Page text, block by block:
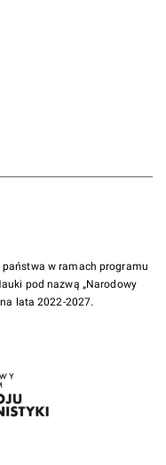
w ramach programu
pod nazwą „Narodowy
lata 2022-2027.